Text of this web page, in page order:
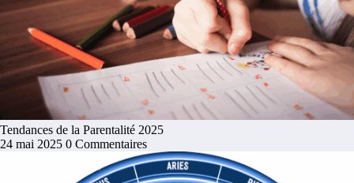
Tendances de la Parentalité 2025
24 mai 2025 0 Commentaires